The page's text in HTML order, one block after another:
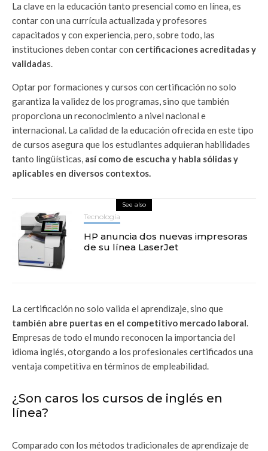
La clave en la educación tanto presencial como en línea, es
contar con una currícula actualizada y profesores
capacitados y con experiencia, pero, sobre todo, las
instituciones deben contar con certificaciones acreditadas y
validadas.
Optar por formaciones y cursos con certificación no solo
garantiza la validez de los programas, sino que también
proporciona un reconocimiento a nivel nacional e
internacional. La calidad de la educación ofrecida en este tipo
de cursos asegura que los estudiantes adquieran habilidades
tanto lingüísticas, así como de escucha y habla sólidas y
aplicables en diversos contextos.
See also
Tecnología
HP anuncia dos nuevas impresoras
de su línea LaserJet
La certificación no solo valida el aprendizaje, sino que
también abre puertas en el competitivo mercado laboral
Empresas de todo el mundo reconocen la importancia del
idioma inglés, otorgando a los profesionales certificados una
ventaja competitiva en términos de empleabilidad.
¿Son caros los cursos de inglés en
línea?
Comparado con los métodos tradicionales de aprendizaje de